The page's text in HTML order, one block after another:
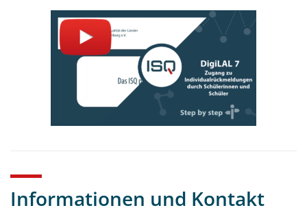
Informationen und Kontakt